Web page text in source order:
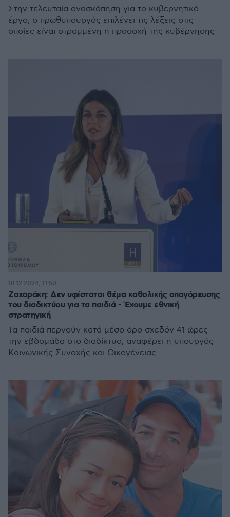
Στην τελευταία ανασκόπηση για το κυβερνητικό
έργο, ο πρωθυπουργός επιλέγει τις λέξεις στις
οποίες είναι στραμμένη η προσοχή της κυβέρνησης
Ζαχαράκη: Δεν υφίσταται θέμα καθολικής απαγόρευσης
του διαδικτύου για τα παιδιά - Έχουμε εθνική
στρατηγική
Τα παιδιά περνούν κατά μέσο όρο σχεδόν 41 ώρες
την εβδομάδα στο διαδίκτυο, αναφέρει η υπουργός
Κοινωνικής Συνοχής και Οικογένειας
18.12.2024, 11:50